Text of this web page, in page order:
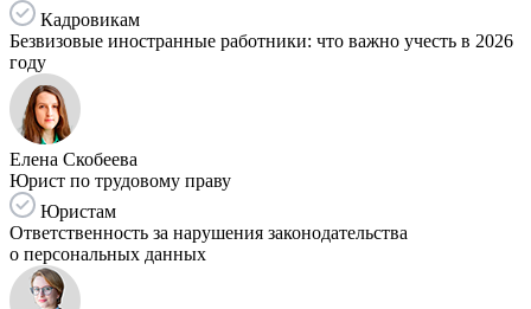
Кадровикам
Безвизовые иностранные работники: что важно учесть в 2026
году
Елена Скобеева
Юрист по трудовому праву
Юристам
Ответственность за нарушения законодательства
о персональных данных